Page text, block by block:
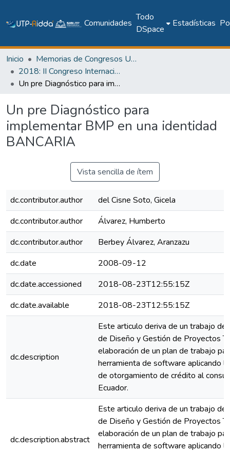
Comunidades
Todo
DSpace
Estadísticas
Inicio
Memorias de Congresos UTP
2018: II Congreso Internacional en Inteligencia Ambiental, Ingeniería de Software y Salud Electrónica y Móvil – AmITIC 2018
Un pre Diagnóstico para implementar BMP en una identidad BANCARIA
Un pre Diagnóstico para
implementar BMP en una identidad
BANCARIA
Vista sencilla de ítem
dc.contributor.author
del Cisne Soto, Gicela
dc.contributor.author
Álvarez, Humberto
dc.contributor.author
Berbey Álvarez, Aranzazu
dc.date
2008-09-12
dc.date.accessioned
2018-08-23T12:55:15Z
dc.date.available
2018-08-23T12:55:15Z
dc.description
Este articulo deriva de un trabajo
de Diseño y Gestión de Proyectos
elaboración de un plan de trabajo
herramienta de software aplicando
de otorgamiento de crédito al
Ecuador.
dc.description.abstract
Este articulo deriva de un trabajo
de Diseño y Gestión de Proyectos
elaboración de un plan de trabajo
herramienta de software aplicando